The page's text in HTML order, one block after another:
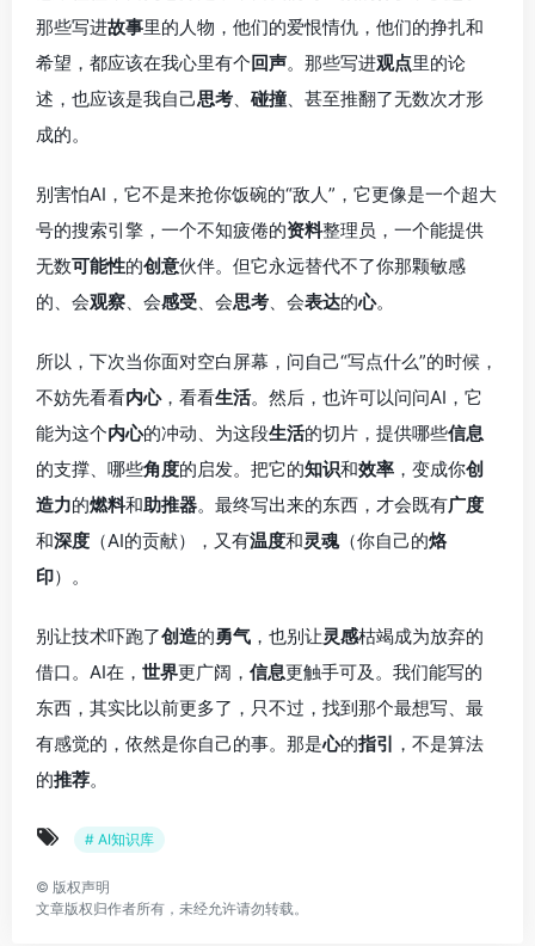
那些写进故事里的人物，他们的爱恨情仇，他们的挣扎和
希望，都应该在我心里有个回声。那些写进观点里的论
述，也应该是我自己思考 碰撞 、甚至推翻了无数次才形
成的。
别害怕AI，它不是来抢你饭碗的“敌人”，它更像是一个超大
号的搜索引擎，一个不知疲倦的资料整理员，一个能提供
无数可能性的创意伙伴。但它永远替代不了你那颗敏感
的、会观察 、会感受 、会思考 、会表达的心。
所以，下次当你面对空白屏幕，问自己“写点什么”的时候，
不妨先看看内心，看看生活。然后，也许可以问问AI，它
能为这个内心的冲动、为这段生活的切片，提供哪些信息
的支撑、哪些角度的启发。把它的知识和效率 ，变成你创
造力的燃料和助推器。最终写出来的东西，才会既有广度
和深度 （AI的贡献），又有温度和灵魂（你自己的烙
印）。
别让技术吓跑了创造的勇气 ，也别让灵感枯竭成为放弃的
借口。AI在， 世界更广阔， 信息更触手可及。我们能写的
东西，其实比以前更多了，只不过，找到那个最想写、最
有感觉的，依然是你自己的事。那是心的指引 ，不是算法
的推荐。
# AI知识库
© 版权声明
文章版权归作者所有，未经允许请勿转载。